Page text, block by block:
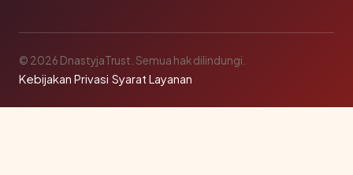
© 2026 DnastyjaTrust. Semua hak dilindungi.
Kebijakan Privasi·Syarat Layanan